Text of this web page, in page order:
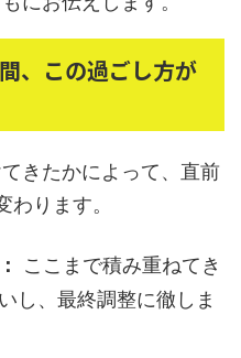
、この過ごし方が
きたかによって、直前
ります。
ここまで積み重ねてき
し、最終調整に徹しま